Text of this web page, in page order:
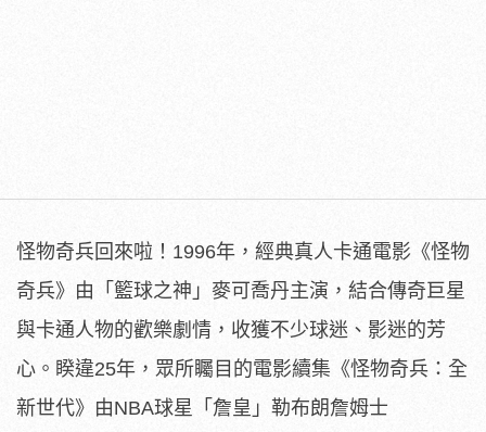
怪物奇兵回來啦！1996年，經典真人卡通電影《怪物
奇兵》由「籃球之神」麥可喬丹主演，結合傳奇巨星
與卡通人物的歡樂劇情，收獲不少球迷、影迷的芳
心。睽違25年，眾所矚目的電影續集《怪物奇兵：全
新世代》由NBA球星「詹皇」勒布朗詹姆士